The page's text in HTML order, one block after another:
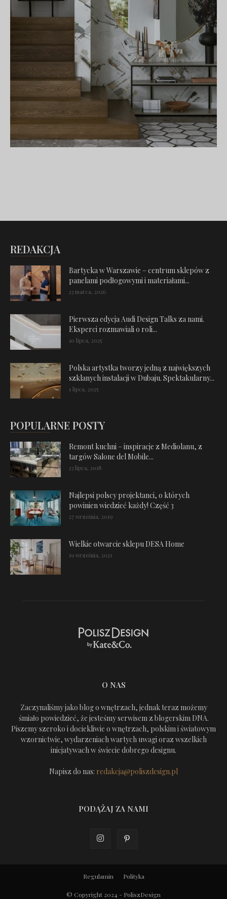
REDAKCJA
Bartycka w Warszawie – centrum sklepów z
panelami podłogowymi i materiałami...
23 marca, 2026
Pierwsza edycja Audi Design Talks za nami.
Eksperci rozmawiali o roli...
10 lipca, 2025
Polska artystka tworzy jedną z największych
szklanych instalacji w Dubaju. Spektakularny...
1 lipca, 2025
POPULARNE POSTY
Remont kuchni – inspiracje z Mediolanu, z
targów Salone del Mobile...
23 lipca, 2018
Najlepsi polscy projektanci, o których
powinien wiedzieć każdy! Część 3
27 września, 2019
Wielkie otwarcie sklepu DESA Home
19 września, 2021
O NAS
Zaczynaliśmy jako blog o wnętrzach, jednak teraz możemy
śmiało powiedzieć, że jesteśmy serwisem z blogerskim DNA.
Piszemy szeroko i dociekliwie o wnętrzach, polskim i światowym
wzornictwie, wydarzeniach wartych uwagi oraz wszelkich
inicjatywach w świecie dobrego designu.
Napisz do nas: redakcja@poliszdesign.pl
PODĄŻAJ ZA NAMI
Regulamin Polityka
© Copyright 2024 - PoliszDesign